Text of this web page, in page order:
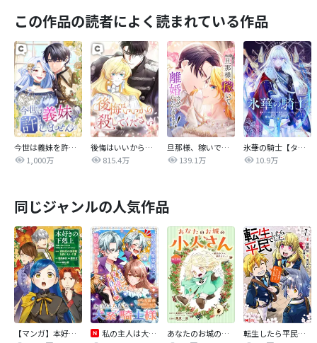
この作品の読者によく読まれている作品
今世は義妹を許しません
1,000万
後悔はいいから殺してください
815.4万
旦那様、稼いで離婚させていただきます！
139.1万
氷華の騎士【タテヨミ】
10.9万
同じジャンルの人気作品
【マンガ】本好きの下剋上 第四部
私の主人は大きな犬系騎士様
あなたのお城の小人さん ～御飯下さい、働きますっ～（コミック）【分冊版】
転生したら平民でした。～生活水準に耐えられないので貴族を目指します～（コミック）